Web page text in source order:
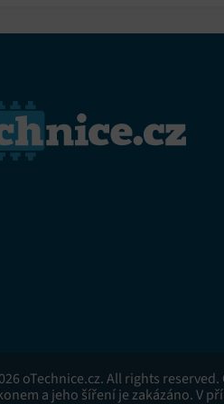
oTechnice.cz. All rights
a jeho šíření je zakázáno. V